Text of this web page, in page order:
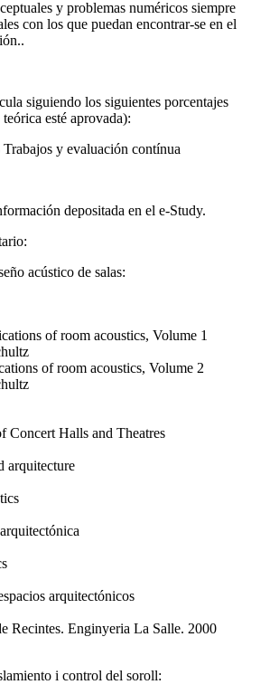
y problemas numéricos siempre
con los que puedan encontrar-se en el
siguiendo los siguientes porcentajes
esté aprovada):
y evaluación contínua
depositada en el e-Study.
acústico de salas:
of room acoustics, Volume 1
of room acoustics, Volume 2
Concert Halls and Theatres
arquitecture
arquitectónicos
Recintes. Enginyeria La Salle. 2000
i control del soroll: